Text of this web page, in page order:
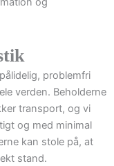
problemfri
verden. Beholderne
transport, og vi
og med minimal
kan stole på, at
stand.